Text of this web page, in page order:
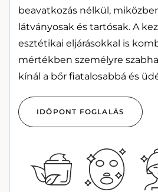
beavatkozás nélkül,
látványosak és tartósak. A
esztétikai eljárásokkal is
mértékben személyre
kínál a bőr fiatalosabbá és
IDŐPONT FOGLALÁS